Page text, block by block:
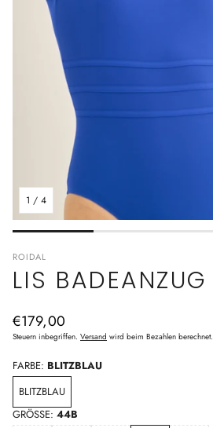
1 / 4
ROIDAL
LIS BADEANZUG
Normaler
Preis
€179,00
Steuern inbegriffen. Versand wird beim Bezahlen berechnet.
FARBE: BLITZBLAU
BLITZBLAU
GRÖSSE: 44B